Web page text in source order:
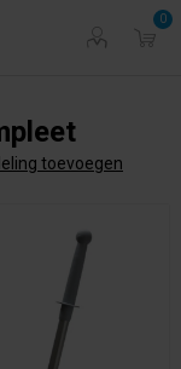
0
toevoegen